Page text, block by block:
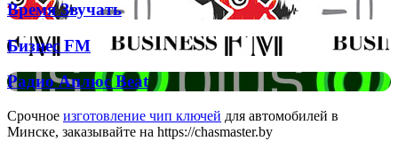
Спірс
Время
Звучать
Время Звучать
Бизнес
Бизнес FM
Радио
Аплюс
Beat
Радио Аплюс Beat
Срочное изготовление чип ключей для автомобилей в
Минске, заказывайте на https://chasmaster.by